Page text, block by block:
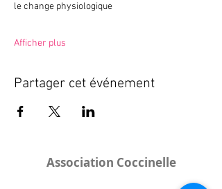
le change physiologique
Afficher plus
Partager cet événement
Association Coccinelle